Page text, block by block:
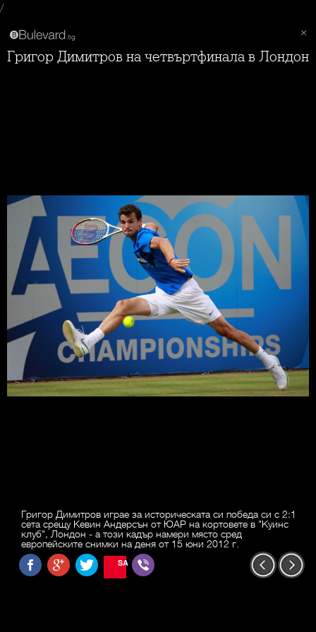
/
Григор Димитров на четвъртфинала в Лондон
Григор Димитров играе за историческата си победа си с 2:1
сета срещу Кевин Андерсън от ЮАР на кортовете в "Куинс
клуб", Лондон - а този кадър намери място сред
европейските снимки на деня от 15 юни 2012 г.
SAVE